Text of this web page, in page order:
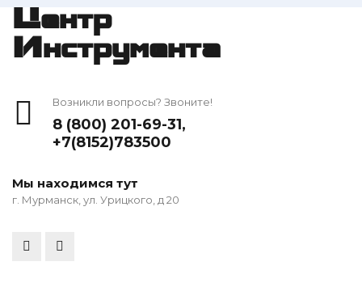
Центр
Инструмента
Возникли вопросы? Звоните!
8 (800) 201-69-31,
+7(8152)783500
Мы находимся тут
г. Мурманск, ул. Урицкого, д 20